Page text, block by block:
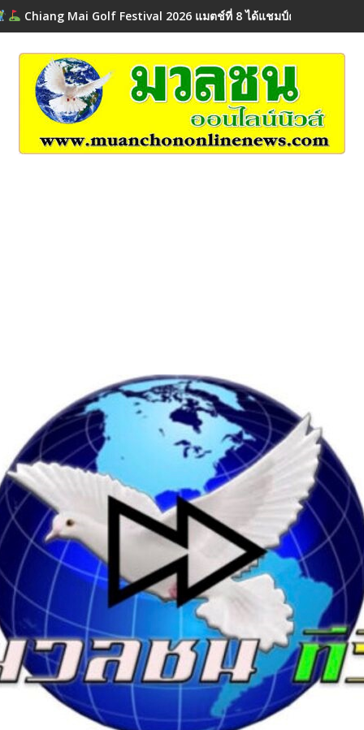
Chiang Mai Golf Festival 2026 แมตช์ที่ 8 ได้แชมป์ครบทุก Flight